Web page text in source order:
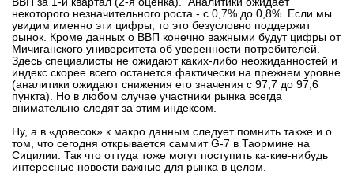
некоторого незначительного роста - с 0,7% до 0,8%. Если мы
увидим именно эти цифры, то это безусловно поддержит
рынок. Кроме данных о ВВП конечно важными будут цифры от
Мичиганского университета об уверенности потребителей.
Здесь специалисты не ожидают каких-либо неожиданностей и
индекс скорее всего останется фактически на прежнем уровне
(аналитики ожидают снижения его значения с 97,7 до 97,6
пункта). Но в любом случае участники рынка всегда
внимательно следят за этим индексом.
Ну, а в «довесок» к макро данным следует помнить также и о
том, что сегодня открывается саммит G-7 в Таормине на
Сицилии. Так что оттуда тоже могут поступить ка-кие-нибудь
интересные новости важные для рынка в целом.